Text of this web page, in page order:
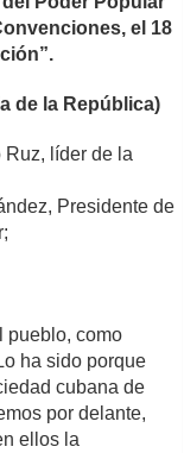
el 18
de la República)
líder de la
Presidente de
pueblo, como
ha sido porque
cubana de
por delante,
ellos la